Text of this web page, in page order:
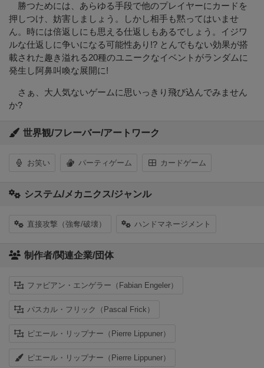
勝つためには、あらゆる手段で他のプレイヤーにカードを
押しつけ、妨害しましょう。しかし相手も黙ってはいませ
ん。時には倍返しにも思える仕返しもあるでしょう。イジワ
ルな仕返しに争いになる可能性あり!? とんでもない効果が搭
載された趣き溢れる20種のユニークなイベントがランダムに
発生し阿鼻叫喚な展開に!
さぁ、大人気ないゲームに思いっきり飛び込んでみません
か?
世界観/フレーバー/アートワーク
お笑い パーティゲーム カードゲーム
システム/メカニクス/ジャンル
直接攻撃（強奪/破壊） ハンドマネージメント
制作者/関連企業/団体
ファビアン・エンゲラー（Fabian Engeler）
パスカル・フリック（Pascal Frick）
ピエール・リップナー（Pierre Lippuner）
ピエール・リップナー（Pierre Lippuner）